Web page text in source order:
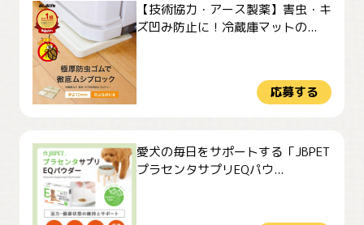
【技術協力・アース製薬】害虫・キ
ズ凹み防止に！冷蔵庫マットの...
応募する
愛犬の毎日をサポートする「JBPET
プラセンタサプリEQパウ...